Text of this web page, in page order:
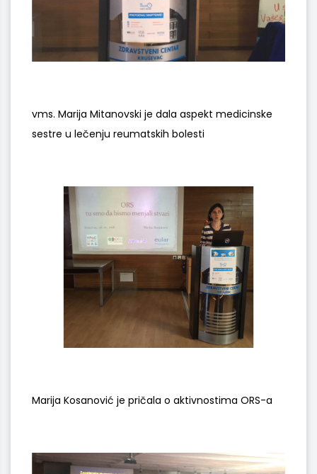
vms. Marija Mitanovski je dala aspekt medicinske
sestre u lečenju reumatskih bolesti
Marija Kosanović je pričala o aktivnostima ORS-a